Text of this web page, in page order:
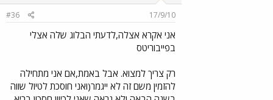
17/9/10
#36
אני אקרא אצלה,לדעתי הבלוג שלה אצלי
בפייבוריטס
רק צריך למצוא. אבל באמת,אם אני מתחילה
להזמין משם זה לא ייגמר(ואני חוסכת לטיול שווה